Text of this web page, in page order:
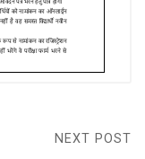
NEXT POST